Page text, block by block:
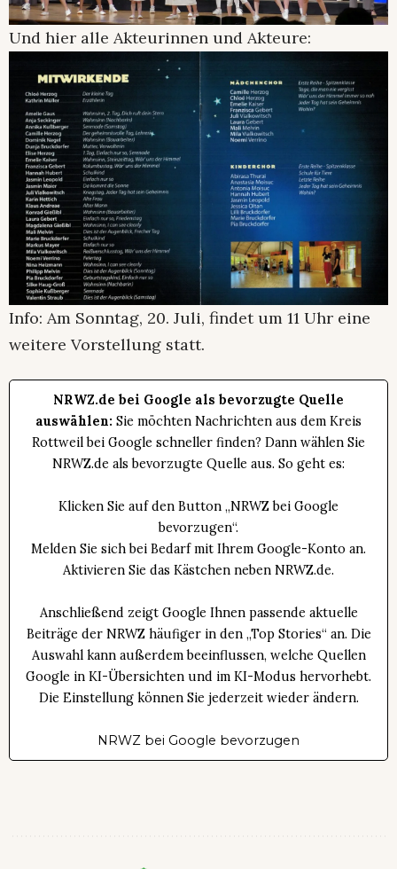
Und hier alle Akteurinnen und Akteure:
Info: Am Sonntag, 20. Juli, findet um 11 Uhr eine
weitere Vorstellung statt.
NRWZ.de bei Google als bevorzugte Quelle
auswählen: Sie möchten Nachrichten aus dem Kreis
Rottweil bei Google schneller finden? Dann wählen Sie
NRWZ.de als bevorzugte Quelle aus. So geht es:
Klicken Sie auf den Button „NRWZ bei Google
bevorzugen“.
Melden Sie sich bei Bedarf mit Ihrem Google-Konto an.
Aktivieren Sie das Kästchen neben NRWZ.de.
Anschließend zeigt Google Ihnen passende aktuelle
Beiträge der NRWZ häufiger in den „Top Stories“ an. Die
Auswahl kann außerdem beeinflussen, welche Quellen
Google in KI-Übersichten und im KI-Modus hervorhebt.
Die Einstellung können Sie jederzeit wieder ändern.
NRWZ bei Google bevorzugen